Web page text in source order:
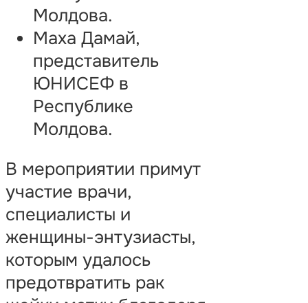
Молдова.
Маха Дамай,
представитель
ЮНИСЕФ в
Республике
Молдова.
В мероприятии примут
участие врачи,
специалисты и
женщины-энтузиасты,
которым удалось
предотвратить рак